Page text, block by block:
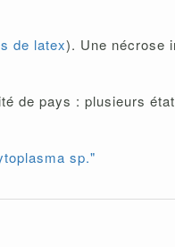
de latex). Une nécrose
de pays : plusieurs
sp."